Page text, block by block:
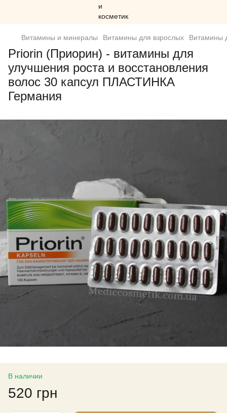
Витамины и минералы Витамины для взрослых Витамины
Priorin (Приорин) - витамины для
улучшения роста и восстановления
волос 30 капсул ПЛАСТИНКА
Германия
В наличии
520 грн